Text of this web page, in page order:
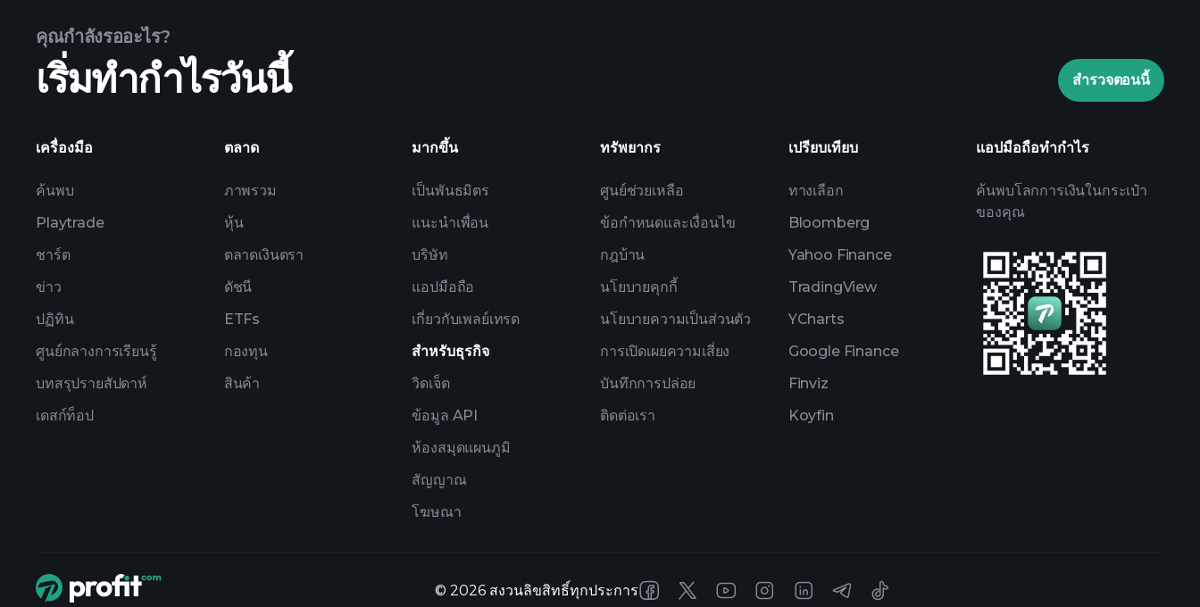
holdings
คุณกำลังรออะไร?
เริ่มทำกำไรวันนี้ สำรวจตอนนี้
เครื่องมือ
ค้นพบ
Playtrade
ชาร์ต
ข่าว
ปฏิทิน
ศูนย์กลางการเรียนรู้
บทสรุปรายสัปดาห์
เดสก์ท็อป
ตลาด
ภาพรวม
หุ้น
ตลาดเงินตรา
ดัชนี
ETFs
กองทุน
สินค้า
มากขึ้น
เป็นพันธมิตร
แนะนำเพื่อน
บริษัท
แอปมือถือ
เกี่ยวกับเพลย์เทรด
สำหรับธุรกิจ
วิดเจ็ต
ข้อมูล API
ห้องสมุดแผนภูมิ
สัญญาณ
โฆษณา
ทรัพยากร
ศูนย์ช่วยเหลือ
ข้อกำหนดและเงื่อนไข
กฎบ้าน
นโยบายคุกกี้
นโยบายความเป็นส่วนตัว
การเปิดเผยความเสี่ยง
บันทึกการปล่อย
ติดต่อเรา
เปรียบเทียบ
ทางเลือก
Bloomberg
Yahoo Finance
TradingView
YCharts
Google Finance
Finviz
Koyfin
แอปมือถือทำกำไร
ค้นพบโลกการเงินในกระเป๋า
ของคุณ
© 2026 สงวนลิขสิทธิ์ทุกประการ